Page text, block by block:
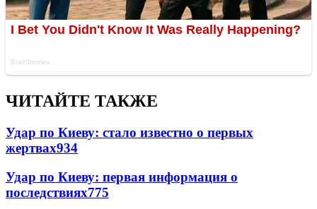
ЧИТАЙТЕ ТАКЖЕ
Удар по Киеву: стало известно о первых
жертвах934
Удар по Киеву: первая информация о
последствиях775